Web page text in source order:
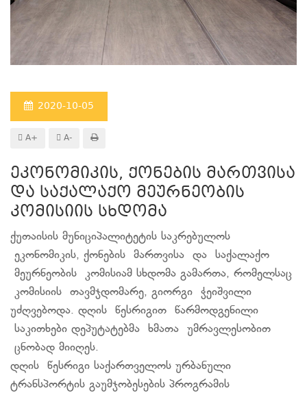
2020-10-05
A+ A-
ეკონომიკის, ქონების მართვისა
და საქალაქო მეურნეობის
კომისიის სხდომა
ქუთაისის მუნიციპალიტეტის საკრებულოს
ეკონომიკის, ქონების მართვისა და საქალაქო
მეურნეობის კომისიამ სხდომა გამართა, რომელსაც
კომისიის თავმჯდომარე, გიორგი ჭეიშვილი
უძღვებოდა. დღის წესრიგით წარმოდგენილი
საკითხები დეპუტატებმა ხმათა უმრავლესობით
ცნობად მიიღეს.
დღის წესრიგი საქართველოს ურბანული
ტრანსპორტის გაუმჯობესების პროგრამის